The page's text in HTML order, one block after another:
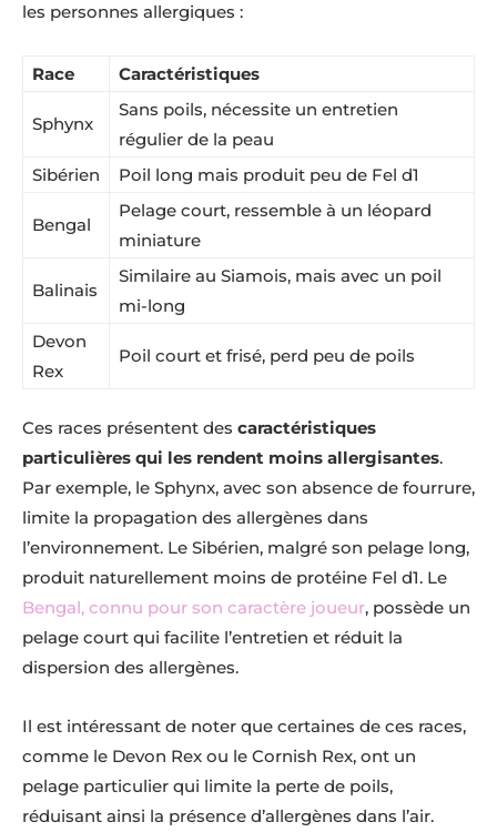
les personnes allergiques :
Race Caractéristiques
Sphynx
Sans poils, nécessite un entretien
régulier de la peau
Sibérien
Poil long mais produit peu de Fel d1
Bengal
Pelage court, ressemble à un léopard
miniature
Balinais
Similaire au Siamois, mais avec un poil
mi-long
Devon
Rex
Poil court et frisé, perd peu de poils
Ces races présentent des caractéristiques
particulières qui les rendent moins allergisantes.
Par exemple, le Sphynx, avec son absence de fourrure,
limite la propagation des allergènes dans
l’environnement. Le Sibérien, malgré son pelage long,
produit naturellement moins de protéine Fel d1. Le
Bengal, connu pour son caractère joueur, possède un
pelage court qui facilite l’entretien et réduit la
dispersion des allergènes.
Il est intéressant de noter que certaines de ces races,
comme le Devon Rex ou le Cornish Rex, ont un
pelage particulier qui limite la perte de poils,
réduisant ainsi la présence d’allergènes dans l’air.